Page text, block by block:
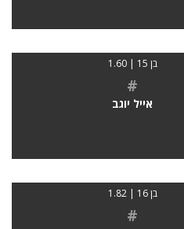
בן 15 | 1.60
#
אייל יוגב
בן 16 | 1.82
#